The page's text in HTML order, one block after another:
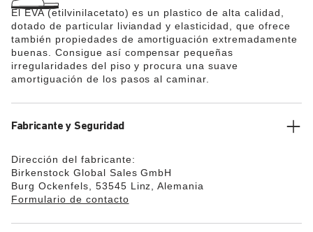
El EVA (etilvinilacetato) es un plastico de alta calidad,
dotado de particular liviandad y elasticidad, que ofrece
también propiedades de amortiguación extremadamente
buenas. Consigue así compensar pequeñas
irregularidades del piso y procura una suave
amortiguación de los pasos al caminar.
Fabricante y Seguridad
Dirección del fabricante:
Birkenstock Global Sales GmbH
Burg Ockenfels, 53545 Linz, Alemania
Formulario de contacto